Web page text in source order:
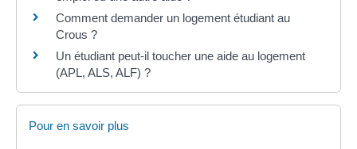
Comment demander un logement étudiant au
Crous ?
Un étudiant peut-il toucher une aide au logement
(APL, ALS, ALF) ?
Pour en savoir plus